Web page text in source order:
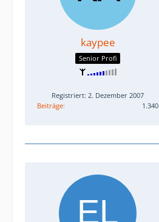
kaypee
Senior Profi
Registriert: 2. Dezember 2007
Beiträge
1.340